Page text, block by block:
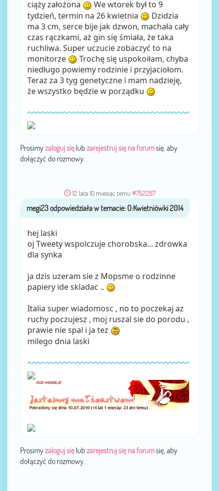
ciąży założona
We wtorek był to 9
tydzień, termin na 26 kwietnia
Dzidzia
ma 3 cm, serce bije jak dzwon, machała cały
czas rączkami, aż gin się śmiała, że taka
ruchliwa. Super uczucie zobaczyć to na
monitorze
Trochę się uspokoiłam, chyba
niedługo powiemy rodzinie i przyjaciołom.
Teraz za 3 tyg genetyczne i mam nadzieję,
że wszystko będzie w porządku
Prosimyzaloguj sięlub zarejestruj się na forumsię, aby
dołączyć do rozmowy.
12 lata 10 miesiąc temu #752287
przezmegi23
hej laski
oj Tweety wspolczuje chorobska... zdrowka
dla synka
ja dzis uzeram sie z Mopsme o rodzinne
papiery ide skladac ..
Italia super wiadomosc , no to poczekaj az
ruchy poczujesz , moj ruszal sie do porodu ,
prawie nie spal i ja tez
milego dnia laski
Prosimyzaloguj sięlub zarejestruj się na forumsię, aby
dołączyć do rozmowy.